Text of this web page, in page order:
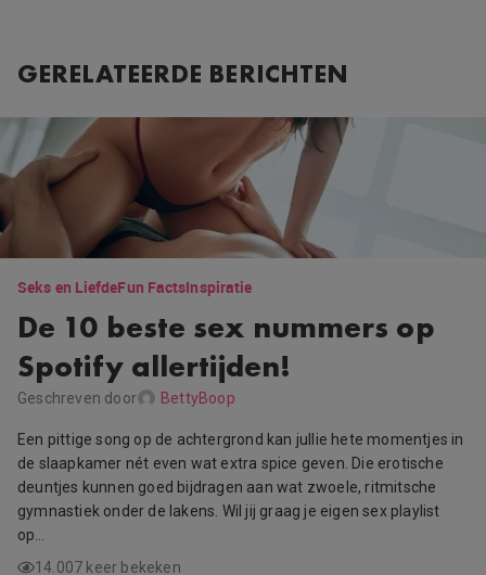
GERELATEERDE BERICHTEN
Seks en LiefdeFun FactsInspiratie
De 10 beste sex nummers op
Spotify allertijden!
Geschreven door BettyBoop
Een pittige song op de achtergrond kan jullie hete momentjes in
de slaapkamer nét even wat extra spice geven. Die erotische
deuntjes kunnen goed bijdragen aan wat zwoele, ritmitsche
gymnastiek onder de lakens. Wil jij graag je eigen sex playlist
op…
14.007 keer bekeken